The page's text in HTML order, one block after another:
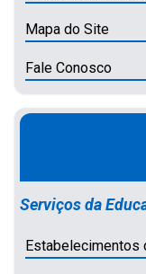
Mapa do Site
Fale Conosco
Serviços da
Estabelecimentos